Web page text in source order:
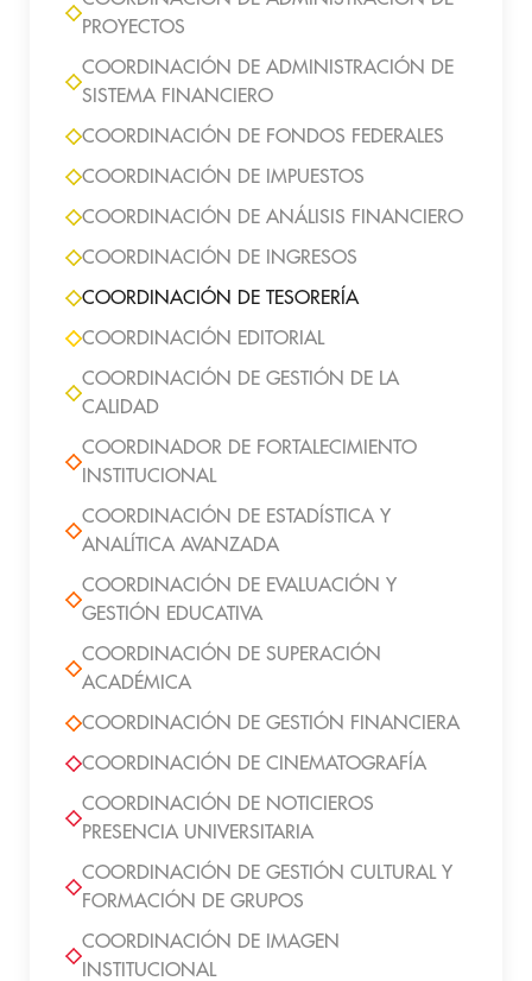
PROYECTOS
COORDINACIÓN DE ADMINISTRACIÓN DE
SISTEMA FINANCIERO
COORDINACIÓN DE FONDOS FEDERALES
COORDINACIÓN DE IMPUESTOS
COORDINACIÓN DE ANÁLISIS FINANCIERO
COORDINACIÓN DE INGRESOS
COORDINACIÓN DE TESORERÍA
COORDINACIÓN EDITORIAL
COORDINACIÓN DE GESTIÓN DE LA
CALIDAD
COORDINADOR DE FORTALECIMIENTO
INSTITUCIONAL
COORDINACIÓN DE ESTADÍSTICA Y
ANALÍTICA AVANZADA
COORDINACIÓN DE EVALUACIÓN Y
GESTIÓN EDUCATIVA
COORDINACIÓN DE SUPERACIÓN
ACADÉMICA
COORDINACIÓN DE GESTIÓN FINANCIERA
COORDINACIÓN DE CINEMATOGRAFÍA
COORDINACIÓN DE NOTICIEROS
PRESENCIA UNIVERSITARIA
COORDINACIÓN DE GESTIÓN CULTURAL Y
FORMACIÓN DE GRUPOS
COORDINACIÓN DE IMAGEN
INSTITUCIONAL